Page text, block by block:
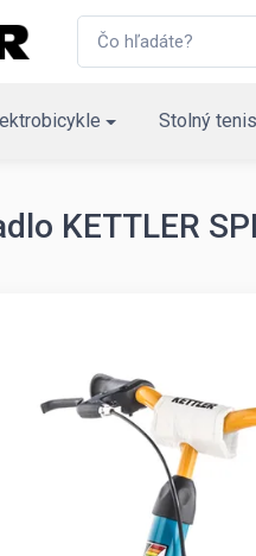
Stolný tenis
KETTLER